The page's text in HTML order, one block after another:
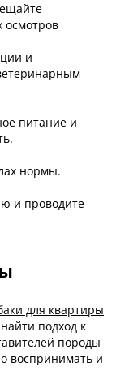
осмотров
и
питание и
нормы.
и проводите
для квартиры
подход к
породы
воспринимать и